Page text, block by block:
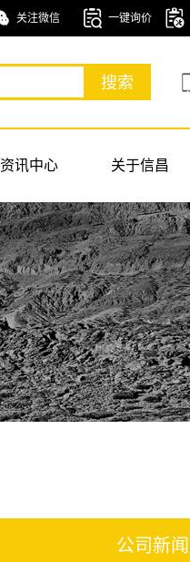
关注微信 一键询价
资讯中心 关于信昌
公司新闻